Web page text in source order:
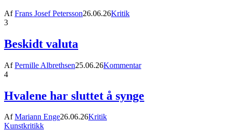
AfFrans Josef Petersson26.06.26Kritik
3
Beskidt valuta
AfPernille Albrethsen25.06.26Kommentar
4
Hvalene har sluttet å synge
AfMariann Enge26.06.26Kritik
Kunstkritikk